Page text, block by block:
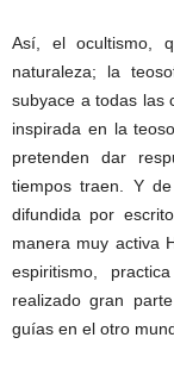
Así, el ocultismo,
naturaleza; la
subyace a todas las
inspirada en la
pretenden dar
tiempos traen. Y
difundida por
manera muy activa
espiritismo,
realizado gran
guías en el otro